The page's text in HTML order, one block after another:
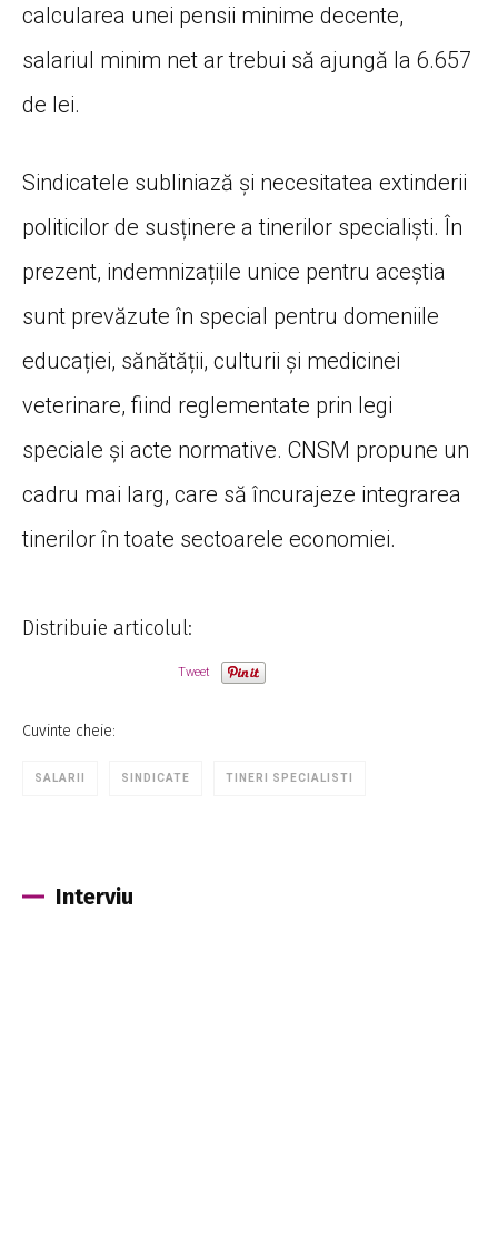
calcularea unei pensii minime decente,
salariul minim net ar trebui să ajungă la 6.657
de lei.
Sindicatele subliniază și necesitatea extinderii
politicilor de susținere a tinerilor specialiști. În
prezent, indemnizațiile unice pentru aceștia
sunt prevăzute în special pentru domeniile
educației, sănătății, culturii și medicinei
veterinare, fiind reglementate prin legi
speciale și acte normative. CNSM propune un
cadru mai larg, care să încurajeze integrarea
tinerilor în toate sectoarele economiei.
Distribuie articolul:
Tweet
Cuvinte cheie:
SALARII SINDICATE TINERI SPECIALISTI
Interviu